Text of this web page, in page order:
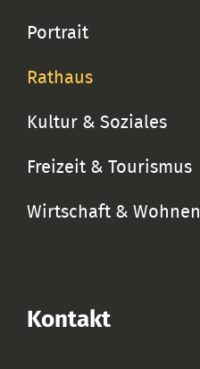
Portrait
Rathaus
Kultur & Soziales
Freizeit & Tourismus
Wirtschaft & Wohnen
Kontakt